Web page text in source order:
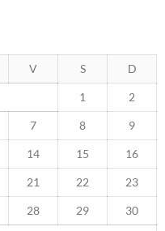
V S D
1 2
7 8 9
14 15 16
21 22 23
28 29 30